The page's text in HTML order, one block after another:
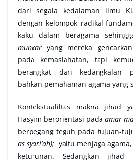
dari segala kedalaman ilmu
dengan kelompok radikal-
kaku dalam beragama
munkar yang mereka
pada kemaslahatan, tapi
berangkat dari kedangkalan
bahkan pemahaman agama yang
Kontekstualiltas makna jihad
Hasyim berorientasi pada amar
berpegang teguh pada tujuan-
as syari’ah); yaitu menjaga
keturunan. Sedangkan